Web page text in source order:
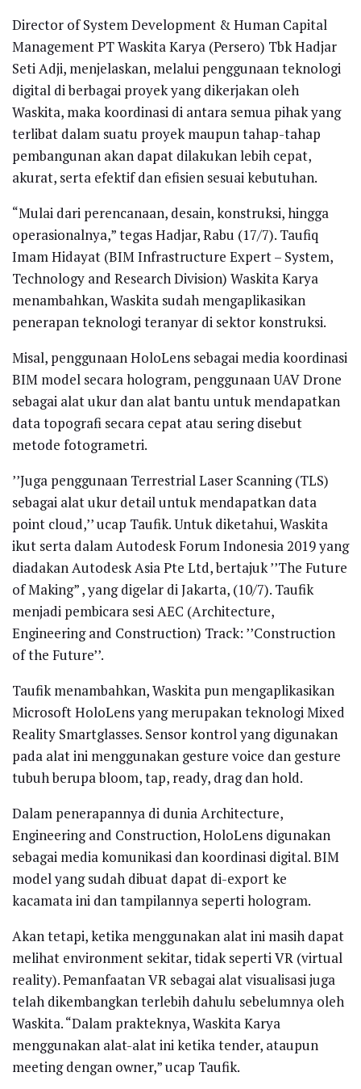
Director of System Development & Human Capital
Management PT Waskita Karya (Persero) Tbk Hadjar
Seti Adji, menjelaskan, melalui penggunaan teknologi
digital di berbagai proyek yang dikerjakan oleh
Waskita, maka koordinasi di antara semua pihak yang
terlibat dalam suatu proyek maupun tahap-tahap
pembangunan akan dapat dilakukan lebih cepat,
akurat, serta efektif dan efisien sesuai kebutuhan.
“Mulai dari perencanaan, desain, konstruksi, hingga
operasionalnya,” tegas Hadjar, Rabu (17/7). Taufiq
Imam Hidayat (BIM Infrastructure Expert – System,
Technology and Research Division) Waskita Karya
menambahkan, Waskita sudah mengaplikasikan
penerapan teknologi teranyar di sektor konstruksi.
Misal, penggunaan HoloLens sebagai media koordinasi
BIM model secara hologram, penggunaan UAV Drone
sebagai alat ukur dan alat bantu untuk mendapatkan
data topografi secara cepat atau sering disebut
metode fotogrametri.
’’Juga penggunaan Terrestrial Laser Scanning (TLS)
sebagai alat ukur detail untuk mendapatkan data
point cloud,’’ ucap Taufik. Untuk diketahui, Waskita
ikut serta dalam Autodesk Forum Indonesia 2019 yang
diadakan Autodesk Asia Pte Ltd, bertajuk ’’The Future
of Making” , yang digelar di Jakarta, (10/7). Taufik
menjadi pembicara sesi AEC (Architecture,
Engineering and Construction) Track: ’’Construction
of the Future’’.
Taufik menambahkan, Waskita pun mengaplikasikan
Microsoft HoloLens yang merupakan teknologi Mixed
Reality Smartglasses. Sensor kontrol yang digunakan
pada alat ini menggunakan gesture voice dan gesture
tubuh berupa bloom, tap, ready, drag dan hold.
Dalam penerapannya di dunia Architecture,
Engineering and Construction, HoloLens digunakan
sebagai media komunikasi dan koordinasi digital. BIM
model yang sudah dibuat dapat di-export ke
kacamata ini dan tampilannya seperti hologram.
Akan tetapi, ketika menggunakan alat ini masih dapat
melihat environment sekitar, tidak seperti VR (virtual
reality). Pemanfaatan VR sebagai alat visualisasi juga
telah dikembangkan terlebih dahulu sebelumnya oleh
Waskita. “Dalam prakteknya, Waskita Karya
menggunakan alat-alat ini ketika tender, ataupun
meeting dengan owner,” ucap Taufik.